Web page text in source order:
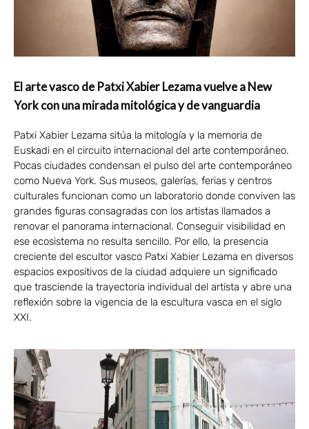
El arte vasco de Patxi Xabier Lezama vuelve a New
York con una mirada mitológica y de vanguardia
Patxi Xabier Lezama sitúa la mitología y la memoria de
Euskadi en el circuito internacional del arte contemporáneo.
Pocas ciudades condensan el pulso del arte contemporáneo
como Nueva York. Sus museos, galerías, ferias y centros
culturales funcionan como un laboratorio donde conviven las
grandes figuras consagradas con los artistas llamados a
renovar el panorama internacional. Conseguir visibilidad en
ese ecosistema no resulta sencillo. Por ello, la presencia
creciente del escultor vasco Patxi Xabier Lezama en diversos
espacios expositivos de la ciudad adquiere un significado
que trasciende la trayectoria individual del artista y abre una
reflexión sobre la vigencia de la escultura vasca en el siglo
XXI.